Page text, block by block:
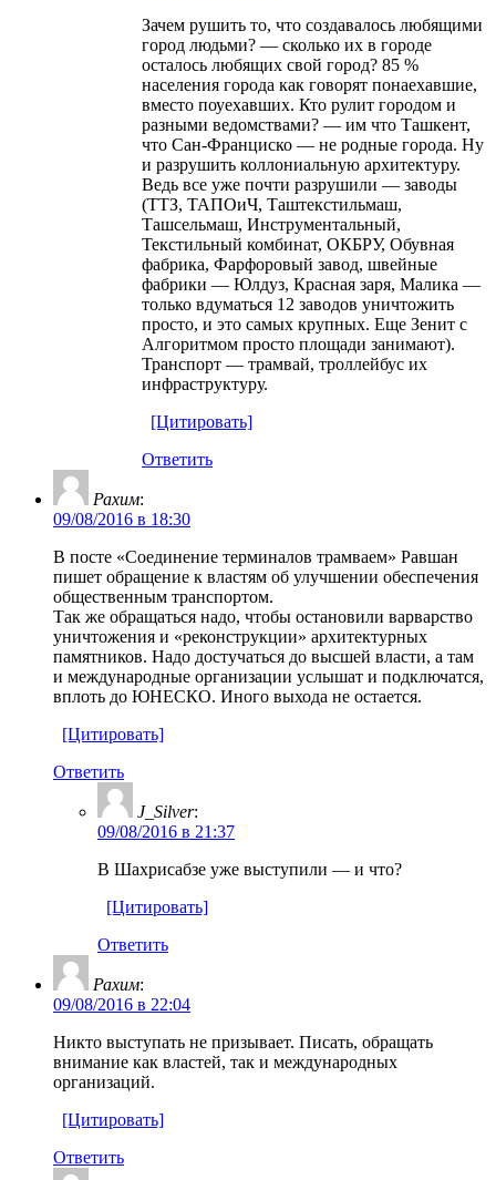
Зачем рушить то, что создавалось любящими
город людьми? — сколько их в городе
осталось любящих свой город? 85 %
населения города как говорят понаехавшие,
вместо поуехавших. Кто рулит городом и
разными ведомствами? — им что Ташкент,
что Сан-Франциско — не родные города. Ну
и разрушить коллониальную архитектуру.
Ведь все уже почти разрушили — заводы
(ТТЗ, ТАПОиЧ, Таштекстильмаш,
Ташсельмаш, Инструментальный,
Текстильный комбинат, ОКБРУ, Обувная
фабрика, Фарфоровый завод, швейные
фабрики — Юлдуз, Красная заря, Малика —
только вдуматься 12 заводов уничтожить
просто, и это самых крупных. Еще Зенит с
Алгоритмом просто площади занимают).
Транспорт — трамвай, троллейбус их
инфраструктуру.
[Цитировать]
Ответить
Рахим:
09/08/2016 в 18:30
В посте «Соединение терминалов трамваем» Равшан
пишет обращение к властям об улучшении обеспечения
общественным транспортом.
Так же обращаться надо, чтобы остановили варварство
уничтожения и «реконструкции» архитектурных
памятников. Надо достучаться до высшей власти, а там
и международные организации услышат и подключатся,
вплоть до ЮНЕСКО. Иного выхода не остается.
[Цитировать]
Ответить
J_Silver:
09/08/2016 в 21:37
В Шахрисабзе уже выступили — и что?
[Цитировать]
Ответить
Рахим:
09/08/2016 в 22:04
Никто выступать не призывает. Писать, обращать
внимание как властей, так и международных
организаций.
[Цитировать]
Ответить